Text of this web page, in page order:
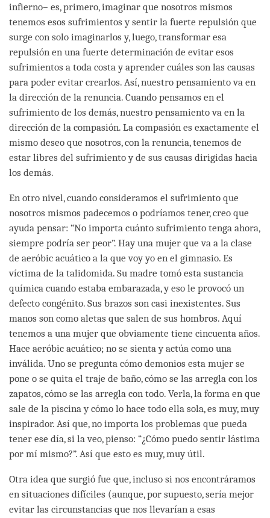
infierno– es, primero, imaginar que nosotros mismos
tenemos esos sufrimientos y sentir la fuerte repulsión que
surge con solo imaginarlos y, luego, transformar esa
repulsión en una fuerte determinación de evitar esos
sufrimientos a toda costa y aprender cuáles son las causas
para poder evitar crearlos. Así, nuestro pensamiento va en
la dirección de la renuncia. Cuando pensamos en el
sufrimiento de los demás, nuestro pensamiento va en la
dirección de la compasión. La compasión es exactamente el
mismo deseo que nosotros, con la renuncia, tenemos de
estar libres del sufrimiento y de sus causas dirigidas hacia
los demás.
En otro nivel, cuando consideramos el sufrimiento que
nosotros mismos padecemos o podríamos tener, creo que
ayuda pensar: “No importa cuánto sufrimiento tenga ahora,
siempre podría ser peor”. Hay una mujer que va a la clase
de aeróbic acuático a la que voy yo en el gimnasio. Es
víctima de la talidomida. Su madre tomó esta sustancia
química cuando estaba embarazada, y eso le provocó un
defecto congénito. Sus brazos son casi inexistentes. Sus
manos son como aletas que salen de sus hombros. Aquí
tenemos a una mujer que obviamente tiene cincuenta años.
Hace aeróbic acuático; no se sienta y actúa como una
inválida. Uno se pregunta cómo demonios esta mujer se
pone o se quita el traje de baño, cómo se las arregla con los
zapatos, cómo se las arregla con todo. Verla, la forma en que
sale de la piscina y cómo lo hace todo ella sola, es muy, muy
inspirador. Así que, no importa los problemas que pueda
tener ese día, si la veo, pienso: “¿Cómo puedo sentir lástima
por mí mismo?”. Así que esto es muy, muy útil.
Otra idea que surgió fue que, incluso si nos encontráramos
en situaciones difíciles (aunque, por supuesto, sería mejor
evitar las circunstancias que nos llevarían a esas